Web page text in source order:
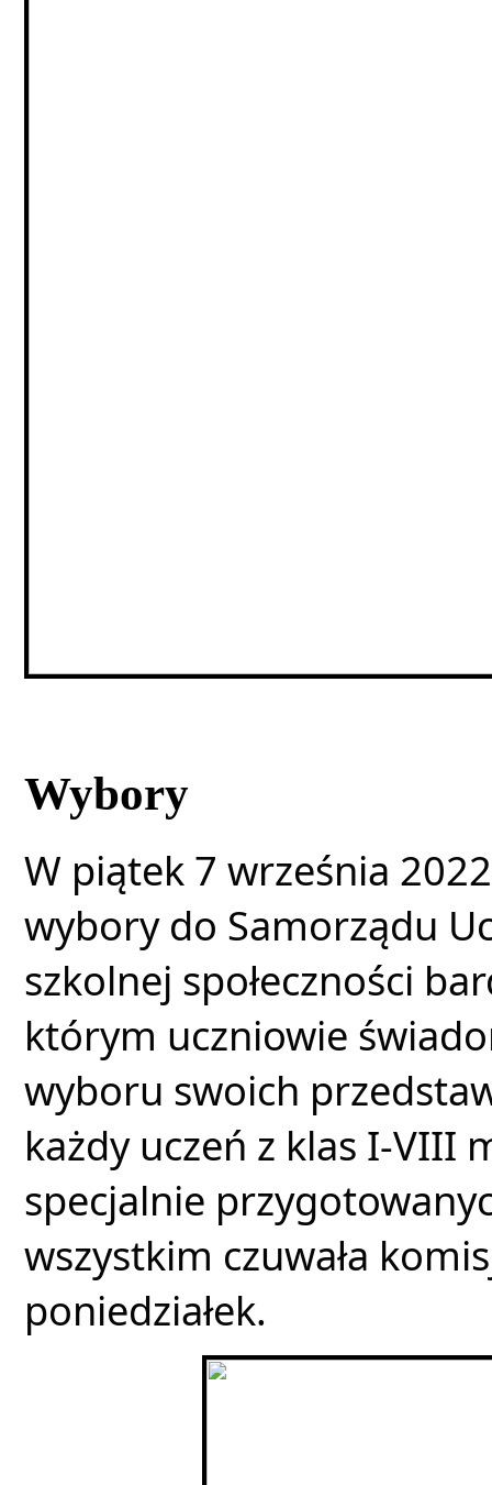
Wybory
W piątek 7 września
wybory do Samorządu
szkolnej społeczności
którym uczniowie
wyboru swoich
każdy uczeń z klas I-VIII
specjalnie
wszystkim czuwała
poniedziałek.